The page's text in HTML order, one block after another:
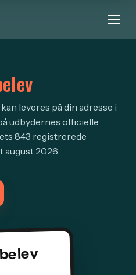
leveres på din adresse i
udbydernes officielle
843 registrerede
august 2026.